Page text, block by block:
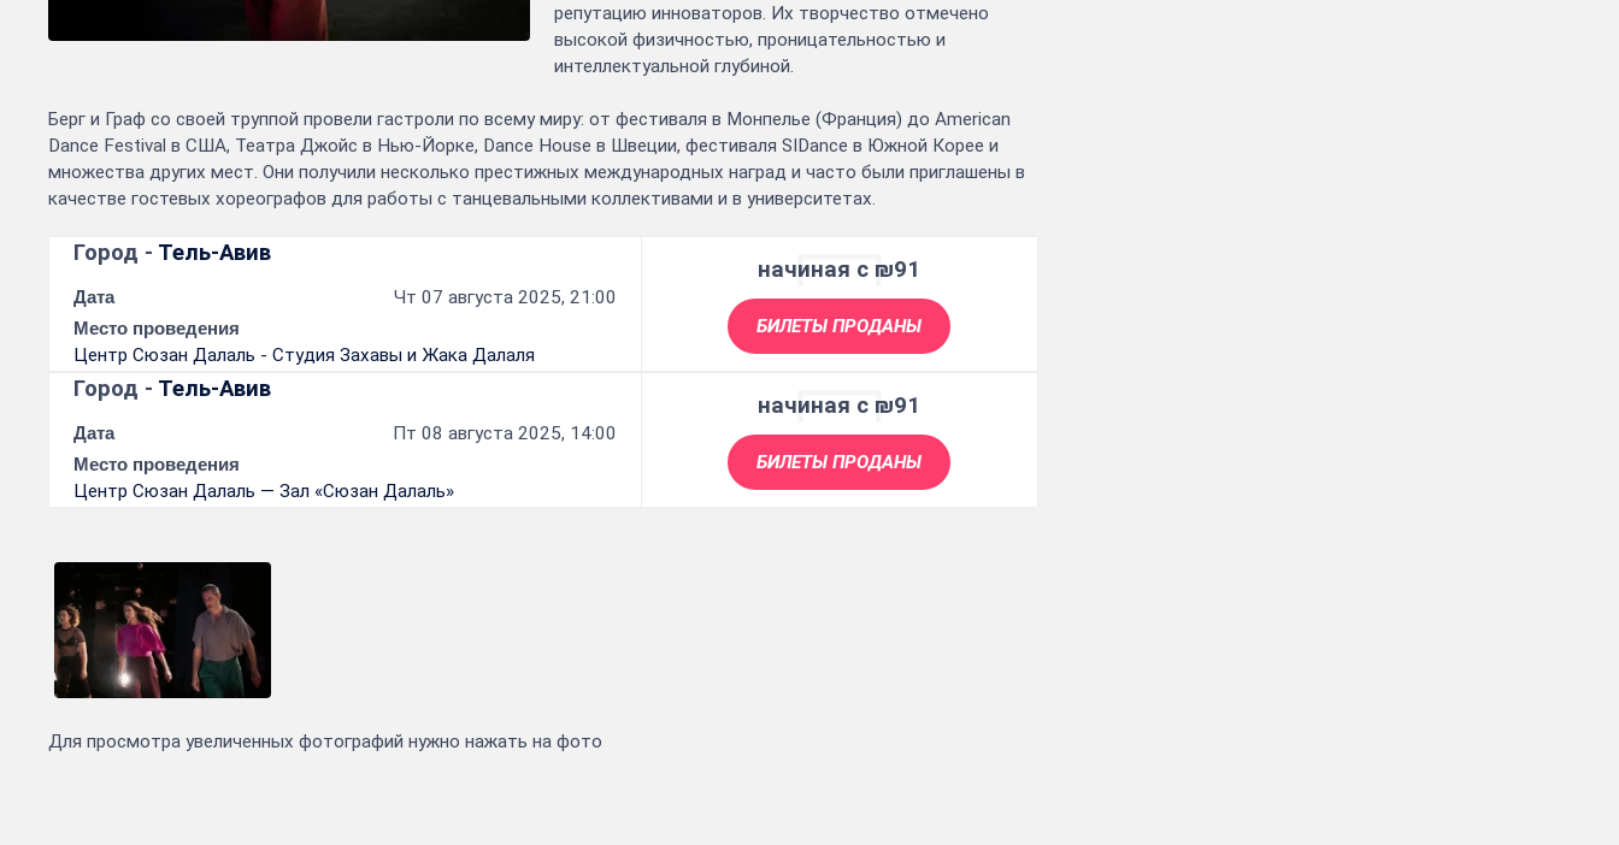
репутацию инноваторов. Их творчество отмечено
высокой физичностью, проницательностью и
интеллектуальной глубиной.
Берг и Граф со своей труппой провели гастроли по всему миру: от фестиваля в Монпелье (Франция) до American
Dance Festival в США, Театра Джойс в Нью-Йорке, Dance House в Швеции, фестиваля SIDance в Южной Корее и
множества других мест. Они получили несколько престижных международных наград и часто были приглашены в
качестве гостевых хореографов для работы с танцевальными коллективами и в университетах.
Город - Тель-Авив
Дата Чт 07 августа 2025, 21:00
Место проведения
Центр Сюзан Далаль - Студия Захавы и Жака Далаля
начиная с ₪91
БИЛЕТЫ ПРОДАНЫ
Город - Тель-Авив
Дата Пт 08 августа 2025, 14:00
Место проведения
Центр Сюзан Далаль — Зал «Сюзан Далаль»
начиная с ₪91
БИЛЕТЫ ПРОДАНЫ
Для просмотра увеличенных фотографий нужно нажать на фото